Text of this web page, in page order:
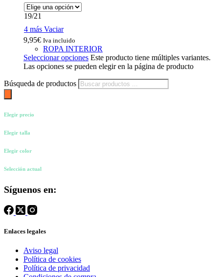
19/21
4 más Vaciar
9,95€ Iva incluido
ROPA INTERIOR
Seleccionar opciones Este producto tiene múltiples variantes.
Las opciones se pueden elegir en la página de producto
Búsqueda de productos
Elegir precio
Elegir talla
Elegir color
Selección actual
Síguenos en:
Enlaces legales
Aviso legal
Política de cookies
Política de privacidad